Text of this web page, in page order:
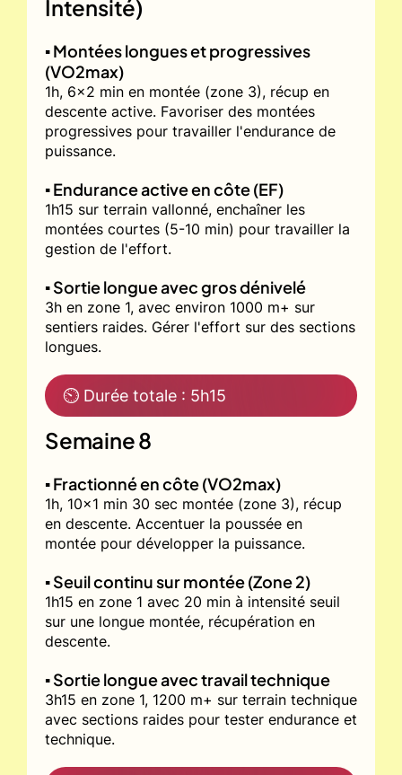
Intensité)
▪️ Montées longues et progressives
(VO2max)
1h, 6x2 min en montée (zone 3), récup en
descente active. Favoriser des montées
progressives pour travailler l'endurance de
puissance.
▪️ Endurance active en côte (EF)
1h15 sur terrain vallonné, enchaîner les
montées courtes (5-10 min) pour travailler la
gestion de l'effort.
▪️ Sortie longue avec gros dénivelé
3h en zone 1, avec environ 1000 m+ sur
sentiers raides. Gérer l'effort sur des sections
longues.
⏲ Durée totale : 5h15
Semaine 8
▪️ Fractionné en côte (VO2max)
1h, 10x1 min 30 sec montée (zone 3), récup
en descente. Accentuer la poussée en
montée pour développer la puissance.
▪️ Seuil continu sur montée (Zone 2)
1h15 en zone 1 avec 20 min à intensité seuil
sur une longue montée, récupération en
descente.
▪️ Sortie longue avec travail technique
3h15 en zone 1, 1200 m+ sur terrain technique
avec sections raides pour tester endurance et
technique.